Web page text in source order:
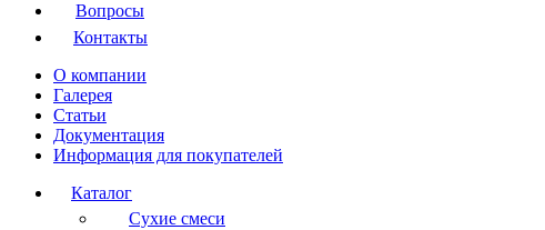
Вопросы
Контакты
О компании
Галерея
Статьи
Документация
Информация для покупателей
Каталог
Сухие смеси